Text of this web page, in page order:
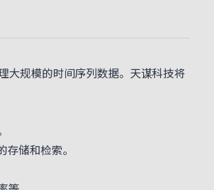
大规模的时间序列数据。天谋科技将
储和检索。